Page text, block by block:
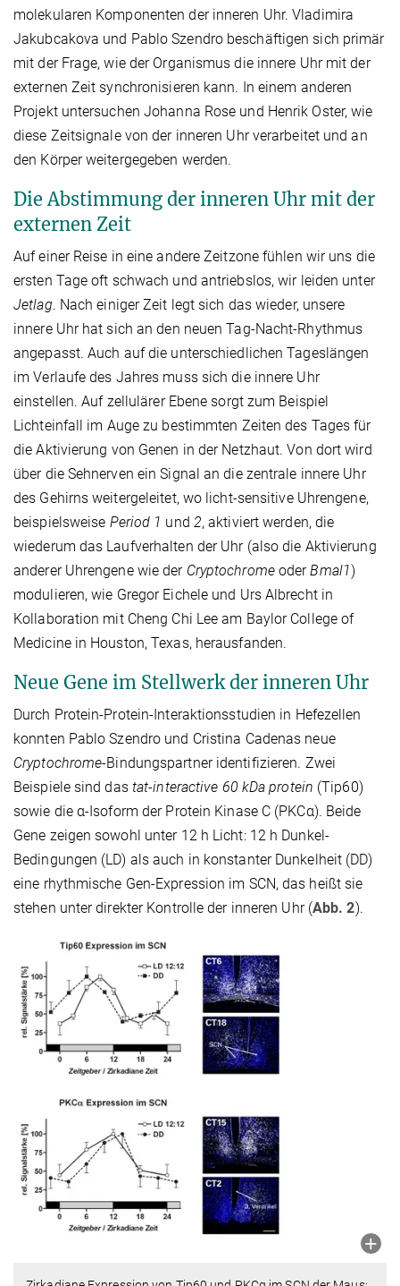
molekularen Komponenten der inneren Uhr. Vladimira
Jakubcakova und Pablo Szendro beschäftigen sich primär
mit der Frage, wie der Organismus die innere Uhr mit der
externen Zeit synchronisieren kann. In einem anderen
Projekt untersuchen Johanna Rose und Henrik Oster, wie
diese Zeitsignale von der inneren Uhr verarbeitet und an
den Körper weitergegeben werden.
Die Abstimmung der inneren Uhr mit der
externen Zeit
Auf einer Reise in eine andere Zeitzone fühlen wir uns die
ersten Tage oft schwach und antriebslos, wir leiden unter
Jetlag. Nach einiger Zeit legt sich das wieder, unsere
innere Uhr hat sich an den neuen Tag-Nacht-Rhythmus
angepasst. Auch auf die unterschiedlichen Tageslängen
im Verlaufe des Jahres muss sich die innere Uhr
einstellen. Auf zellulärer Ebene sorgt zum Beispiel
Lichteinfall im Auge zu bestimmten Zeiten des Tages für
die Aktivierung von Genen in der Netzhaut. Von dort wird
über die Sehnerven ein Signal an die zentrale innere Uhr
des Gehirns weitergeleitet, wo licht-sensitive Uhrengene,
beispielsweise Period 1 und 2, aktiviert werden, die
wiederum das Laufverhalten der Uhr (also die Aktivierung
anderer Uhrengene wie der CryptochromeoderBmal1)
modulieren, wie Gregor Eichele und Urs Albrecht in
Kollaboration mit Cheng Chi Lee am Baylor College of
Medicine in Houston, Texas, herausfanden.
Neue Gene im Stellwerk der inneren Uhr
Durch Protein-Protein-Interaktionsstudien in Hefezellen
konnten Pablo Szendro und Cristina Cadenas neue
Cryptochrome-Bindungspartner identifizieren. Zwei
Beispiele sind das tat-interactive 60 kDa protein (Tip60)
sowie die α-Isoform der Protein Kinase C (PKCα). Beide
Gene zeigen sowohl unter 12 h Licht: 12 h Dunkel-
Bedingungen (LD) als auch in konstanter Dunkelheit (DD)
eine rhythmische Gen-Expression im SCN, das heißt sie
stehen unter direkter Kontrolle der inneren Uhr (Abb. 2).